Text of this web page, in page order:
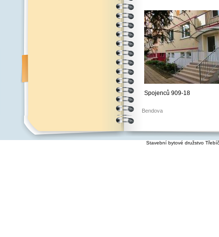
Spojenců 909-18
Bendova
Stavební bytové družstvo